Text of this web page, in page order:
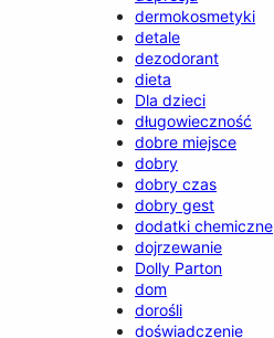
dermokosmetyki
detale
dezodorant
dieta
Dla dzieci
długowieczność
dobre miejsce
dobry
dobry czas
dobry gest
dodatki chemiczne
dojrzewanie
Dolly Parton
dom
dorośli
doświadczenie